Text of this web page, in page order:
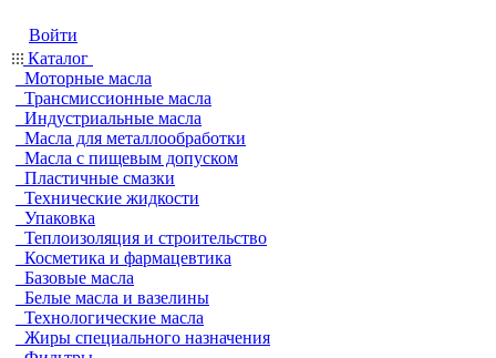
Войти
Каталог
Моторные масла
Трансмиссионные масла
Индустриальные масла
Масла для металлообработки
Масла с пищевым допуском
Пластичные смазки
Технические жидкости
Упаковка
Теплоизоляция и строительство
Косметика и фармацевтика
Базовые масла
Белые масла и вазелины
Технологические масла
Жиры специального назначения